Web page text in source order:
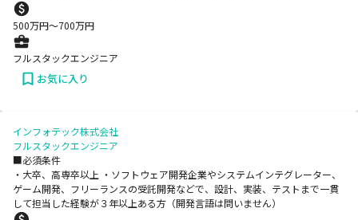
500万円〜700万円
フルスタックエンジニア
お気に入り
インフォテック株式会社
フルスタックエンジニア
■必須条件
・大卒、高専卒以上 ・ソフトウェア開発企業やシステムインテグレーター、
ゲーム開発、フリーランスの受託開発などで、設計、実装、テストまで一貫
して担当した経験が３年以上ある方（開発言語は問いません）